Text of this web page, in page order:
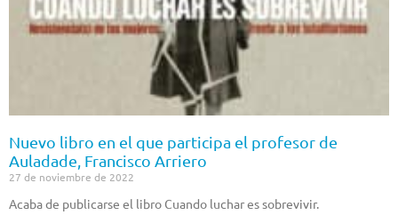
Nuevo libro en el que participa el profesor de
Auladade, Francisco Arriero
27 de noviembre de 2022
Acaba de publicarse el libro Cuando luchar es sobrevivir.